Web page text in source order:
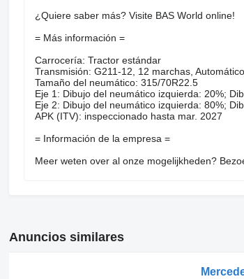
¿Quiere saber más? Visite BAS World online!
= Más información =
Carrocería: Tractor estándar
Transmisión: G211‑12, 12 marchas, Automático
Tamaño del neumático: 315/70R22.5
Eje 1: Dibujo del neumático izquierda: 20%;
Eje 2: Dibujo del neumático izquierda: 80%;
APK (ITV): inspeccionado hasta mar. 2027
= Información de la empresa =
Meer weten over al onze mogelijkheden?
Anuncios similares